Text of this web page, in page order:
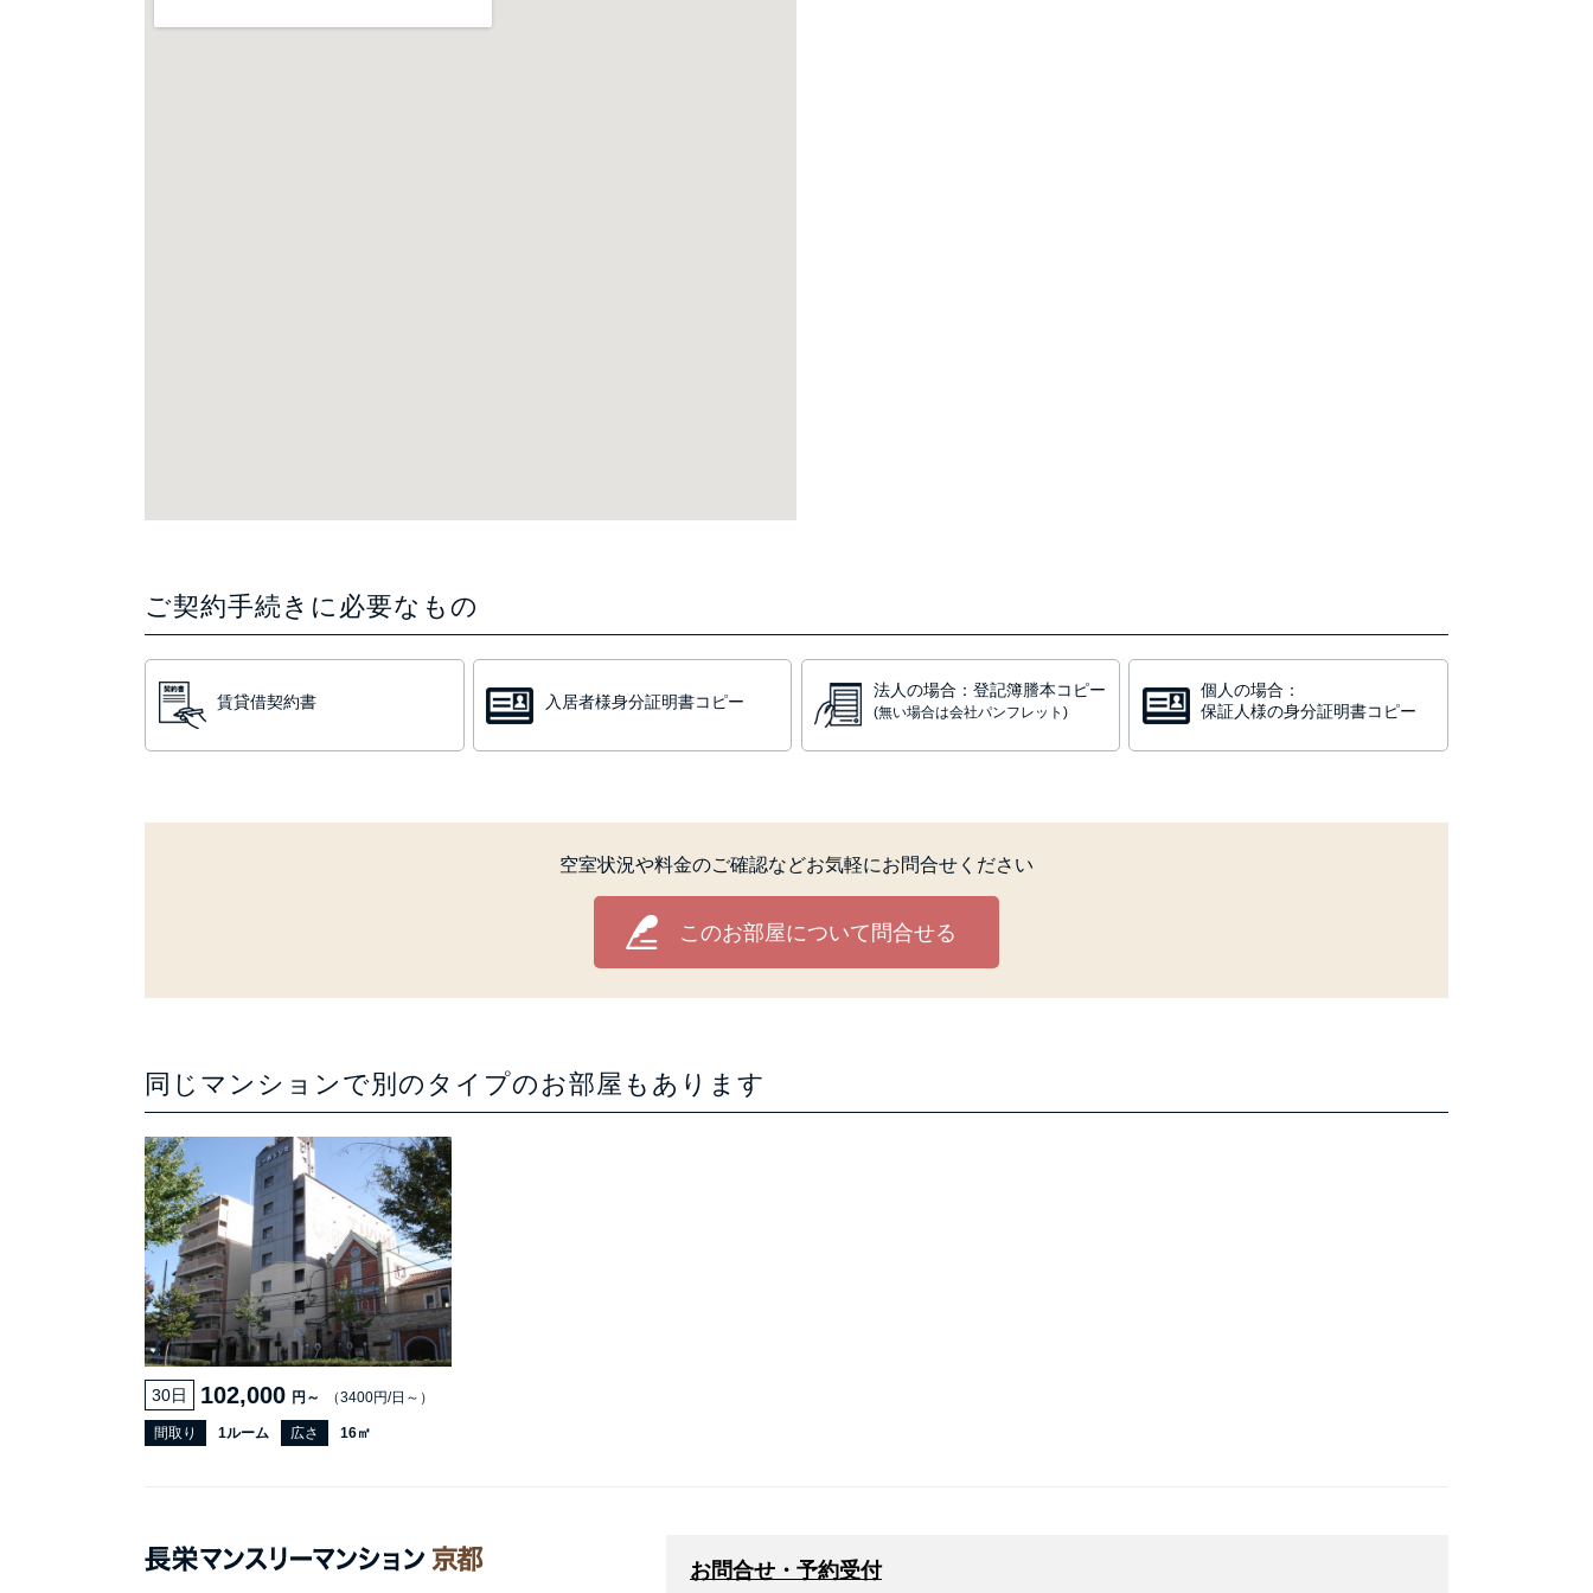
ご契約手続きに必要なもの
賃貸借契約書 入居者様身分証明書コピー
法人の場合：登記簿謄本コピー
(無い場合は会社パンフレット)
個人の場合：
保証人様の身分証明書コピー
空室状況や料金のご確認などお気軽にお問合せください
このお部屋について問合せる
同じマンションで別のタイプのお部屋もあります
30日 102,000 円～ （3400円/日～）
間取り 1ルーム 広さ 16㎡
お問合せ・予約受付